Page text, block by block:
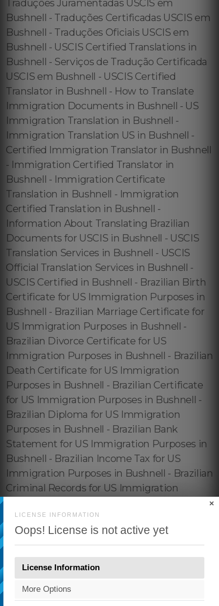
LICENSE INFORMATION
Oops! License is not active yet
×
License Information
More Options